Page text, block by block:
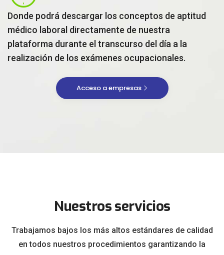
Donde podrá descargar los conceptos de aptitud
médico laboral directamente de nuestra
plataforma durante el transcurso del día a la
realización de los exámenes ocupacionales.
Acceso a empresas
Nuestros servicios
Trabajamos bajos los más altos estándares de calidad
en todos nuestros procedimientos garantizando la